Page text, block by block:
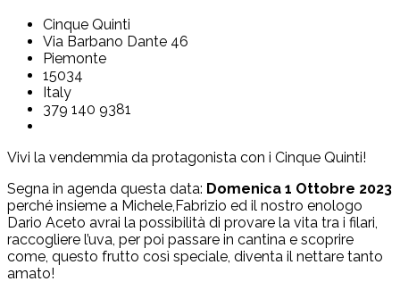
Cinque Quinti
Via Barbano Dante 46
Piemonte
15034
Italy
379 140 9381
Vivi la vendemmia da protagonista con i Cinque Quinti!
Segna in agenda questa data: Domenica 1 Ottobre 2023
perché insieme a Michele,Fabrizio ed il nostro enologo
Dario Aceto avrai la possibilità di provare la vita tra i filari,
raccogliere l’uva, per poi passare in cantina e scoprire
come, questo frutto così speciale, diventa il nettare tanto
amato!